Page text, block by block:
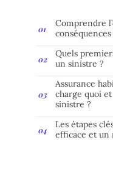
Comprendre
conséquences
Quels
un sinistre ?
Assurance
charge quoi
sinistre ?
Les étapes
efficace et un